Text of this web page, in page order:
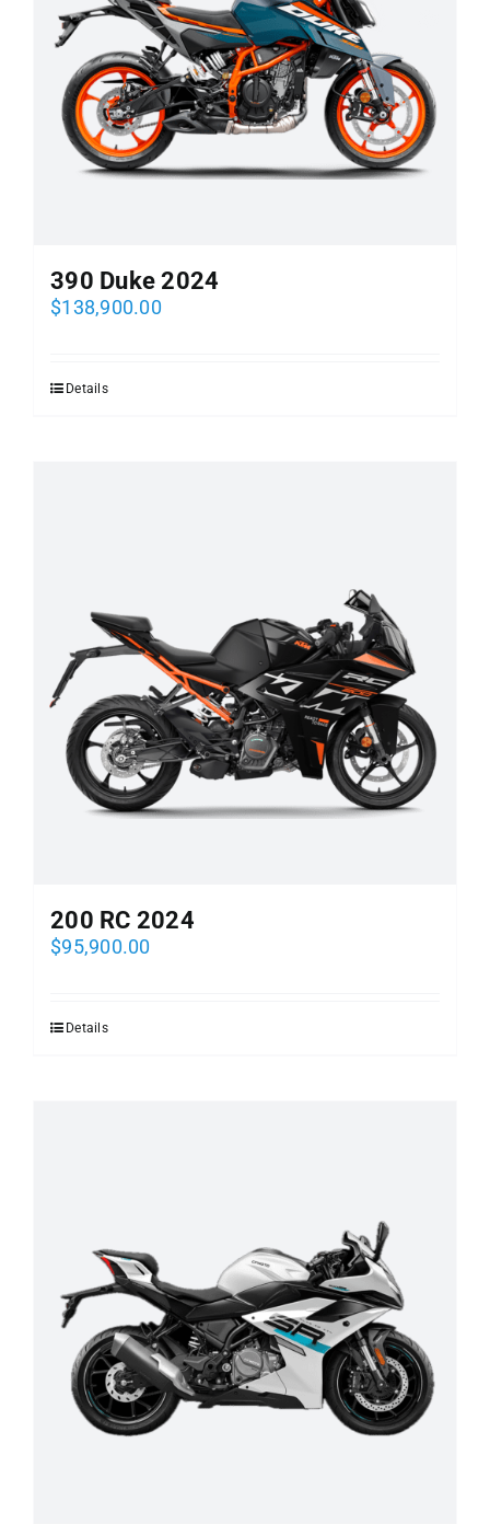
390 Duke 2024
$138,900.00
Details
200 RC 2024
$95,900.00
Details